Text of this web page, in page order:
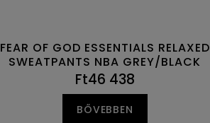
FEAR OF GOD ESSENTIALS RELAXED
SWEATPANTS NBA GREY/BLACK
Ft46 438
BŐVEBBEN